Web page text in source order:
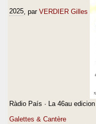
2025 , par VERDIER Gilles
Ràdio País · La 46au
Galettes & Cantère